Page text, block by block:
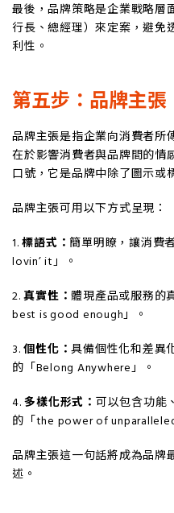
最後，品牌策略是企業戰略層
行長、總經理）來定案，避免
利性。
第五步：品牌主張
品牌主張是指企業向消費者所
在於影響消費者與品牌間的情
口號，它是品牌中除了圖示或
品牌主張可用以下方式呈現：
1.標語式： 簡單明瞭，讓消費
lovin’ it」。
2.真實性：體現產品或服務的
best is good enough」。
3.個性化：具備個性化和差異
的「Belong Anywhere」。
4.多樣化形式： 可以包含功能
的「the power of
品牌主張這一句話將成為品牌
述。